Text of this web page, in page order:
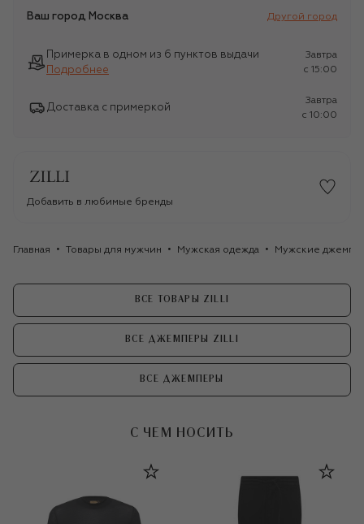
Ваш город Москва Другой город
Примерка в одном из 6 пунктов выдачи
Подробнее
Завтра
c 15:00
Доставка с примеркой
Завтра
c 10:00
Добавить в любимые бренды
Главная Товары для мужчин Мужская одежда Мужские
ВСЕ ТОВАРЫ ZILLI
ВСЕ ДЖЕМПЕРЫ ZILLI
ВСЕ ДЖЕМПЕРЫ
С ЧЕМ НОСИТЬ